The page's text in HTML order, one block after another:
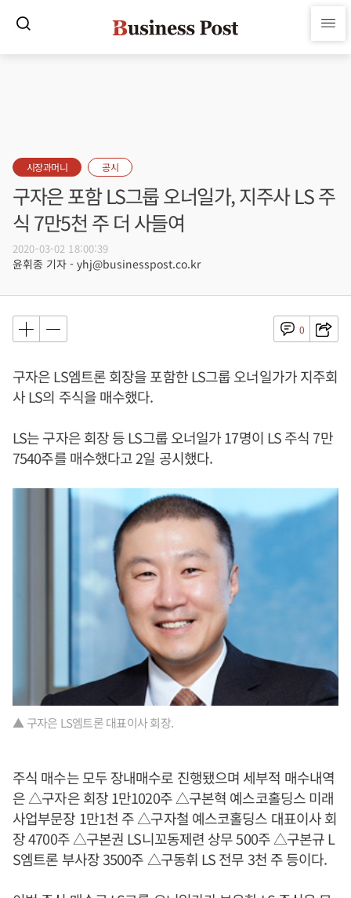
시장과머니 공시
구자은 포함 LS그룹 오너일가, 지주사 LS 주
식 7만5천 주 더 사들여
2020-03-02 18:00:39
윤휘종 기자 - yhj@businesspost.co.kr
0
구자은 LS엠트론 회장을 포함한 LS그룹 오너일가가 지주회
사 LS의 주식을 매수했다.
LS는 구자은 회장 등 LS그룹 오너일가 17명이 LS 주식 7만
7540주를 매수했다고 2일 공시했다.
▲ 구자은 LS엠트론 대표이사 회장.
주식 매수는 모두 장내매수로 진행됐으며 세부적 매수내역
은 △구자은 회장 1만1020주 △구본혁 예스코홀딩스 미래
사업부문장 1만1천 주 △구자철 예스코홀딩스 대표이사 회
장 4700주 △구본권 LS니꼬동제련 상무 500주 △구본규 L
S엠트론 부사장 3500주 △구동휘 LS 전무 3천 주 등이다.